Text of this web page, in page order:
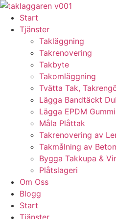
Skip
content
Start
Tjänster
Takläggning
Takrenovering
Takbyte
Takomläggning
Tvätta Tak,
Lägga Bandtäckt
Lägga EPDM
Måla Plåttak
Takrenovering av
Takmålning av
Bygga Takkupa &
Plåtslageri
Om Oss
Blogg
Start
Tjänster